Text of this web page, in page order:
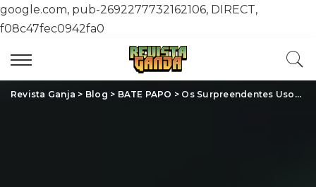
google.com, pub-2692277732162106, DIRECT,
f08c47fec0942fa0
Revista Ganja > Blog > BATE PAPO > Os Surpreendentes Usos da Cannabis: Impactos da Planta que Revoluciona Indústrias e Vidas